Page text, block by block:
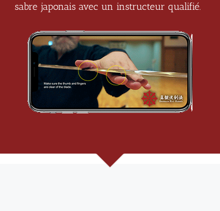
sabre japonais avec un instructeur qualifié.